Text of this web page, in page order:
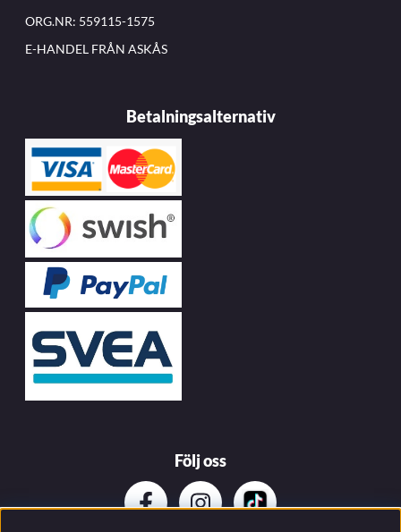
ORG.NR: 559115-1575
E-HANDEL FRÅN ASKÅS
Betalningsalternativ
Följ oss